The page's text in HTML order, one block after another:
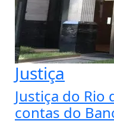
Justiça
Justiça do
contas do